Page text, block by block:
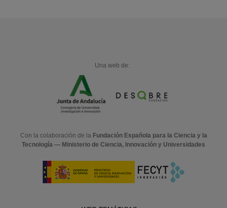
Una web de:
Con la colaboración de la Fundación Española para la Ciencia y la
Tecnología — Ministerio de Ciencia, Innovación y Universidades